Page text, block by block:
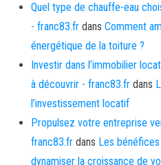
Quel type de chauffe-eau
- franc83.fr dans Comment
énergétique de la toiture ?
Investir dans l’immobilier
à découvrir - franc83.fr dans
l’investissement locatif
Propulsez votre entreprise
franc83.fr dans Les bénéfices
dynamiser la croissance de